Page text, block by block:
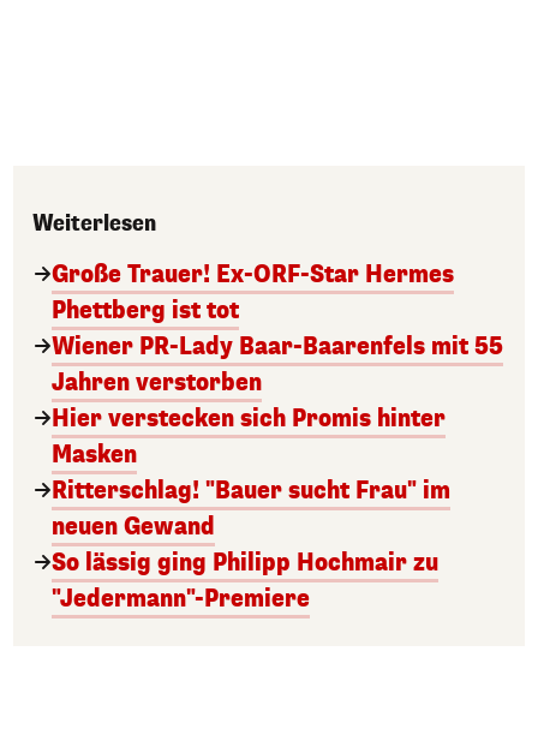
Weiterlesen
Große Trauer! Ex-ORF-Star Hermes
Phettberg ist tot
Wiener PR-Lady Baar-Baarenfels mit 55
Jahren verstorben
Hier verstecken sich Promis hinter
Masken
Ritterschlag! "Bauer sucht Frau" im
neuen Gewand
So lässig ging Philipp Hochmair zu
"Jedermann"-Premiere